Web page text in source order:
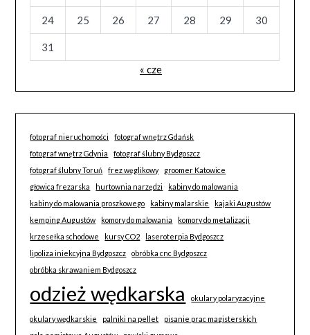
24 25 26 27 28 29 30
31
« cze
fotograf nieruchomości
fotograf wnętrz Gdańsk
fotograf wnętrz Gdynia
fotograf ślubny Bydgoszcz
fotograf ślubny Toruń
frez węglikowy
groomer Katowice
głowica frezarska
hurtownia narzędzi
kabiny do malowania
kabiny do malowania proszkowego
kabiny malarskie
kajaki Augustów
kemping Augustów
komory do malowania
komory do metalizacji
krzesełka schodowe
kursy CO2
laseroterpia Bydgoszcz
lipoliza iniekcyjna Bydgoszcz
obróbka cnc Bydgoszcz
obróbka skrawaniem Bydgoszcz
odzież wędkarska okulary polaryzacyjne
okulary wędkarskie palniki na pellet
pisanie prac magisterskich